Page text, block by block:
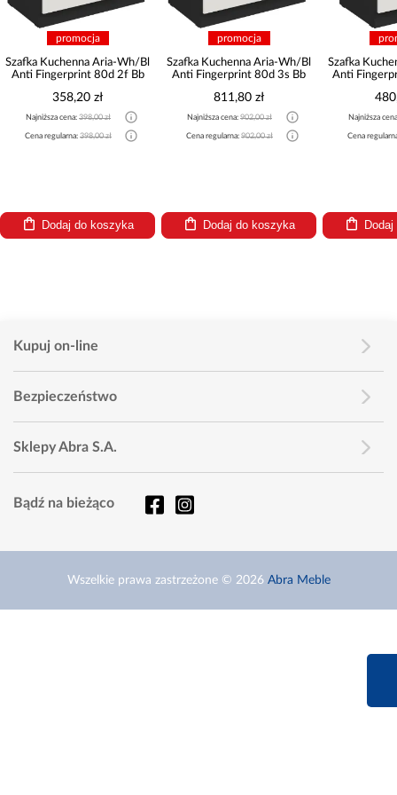
Aria-Wh/Bl
80d 2f Bb
398,00 zł
398,00 zł
do koszyka
Szafka Kuchenna Aria-Wh/Bl
Anti Fingerprint 80d 3s Bb
Najniższa cena: 902,00 zł
Cena regularna: 902,00 zł
Dodaj do koszyka
Szafka Kuchenna Aria-
Anti Fingerprint 60zl 1s
Najniższa cena: 534,00 zł
Cena regularna: 534,00 zł
Dodaj do koszyka
Kupuj on-line
Bezpieczeństwo
Sklepy Abra S.A.
Bądź na bieżąco
Wszelkie prawa zastrzeżone © 2026 Abra Meble